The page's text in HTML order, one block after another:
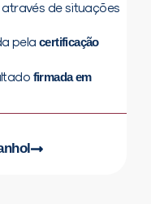
de situações
pela certificação
firmada em